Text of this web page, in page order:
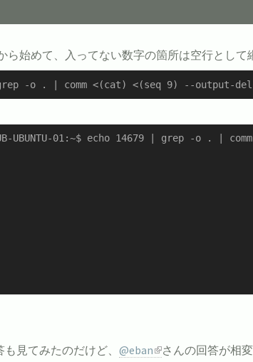
ら始めて、入ってない数字の箇所は空行とし
-o . | comm <(cat) <(seq 9) --output-
PUB-UBUNTU-01:~$ echo 14679 | grep -o
見てみたのだけど、 @eban
さんの回答が相